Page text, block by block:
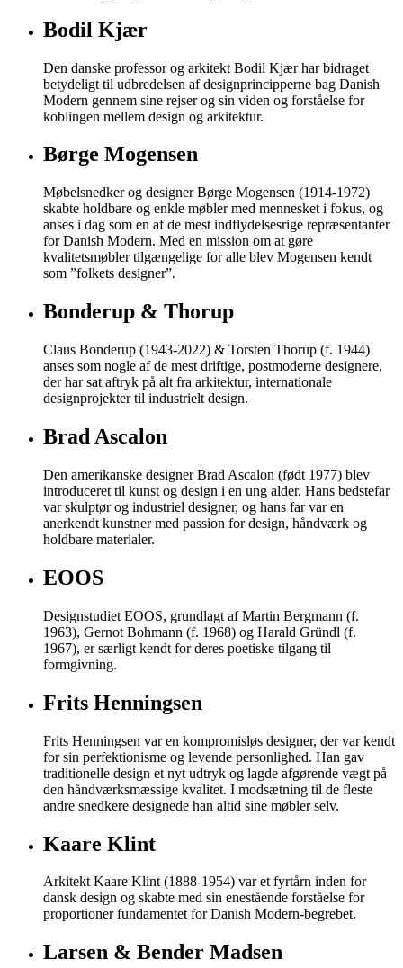
Bodil Kjær
Den danske professor og arkitekt Bodil Kjær har bidraget
betydeligt til udbredelsen af designprincipperne bag Danish
Modern gennem sine rejser og sin viden og forståelse for
koblingen mellem design og arkitektur.
Børge Mogensen
Møbelsnedker og designer Børge Mogensen (1914-1972)
skabte holdbare og enkle møbler med mennesket i fokus, og
anses i dag som en af de mest indflydelsesrige repræsentanter
for Danish Modern. Med en mission om at gøre
kvalitetsmøbler tilgængelige for alle blev Mogensen kendt
som ”folkets designer”.
Bonderup & Thorup
Claus Bonderup (1943-2022) & Torsten Thorup (f. 1944)
anses som nogle af de mest driftige, postmoderne designere,
der har sat aftryk på alt fra arkitektur, internationale
designprojekter til industrielt design.
Brad Ascalon
Den amerikanske designer Brad Ascalon (født 1977) blev
introduceret til kunst og design i en ung alder. Hans bedstefar
var skulptør og industriel designer, og hans far var en
anerkendt kunstner med passion for design, håndværk og
holdbare materialer.
EOOS
Designstudiet EOOS, grundlagt af Martin Bergmann (f.
1963), Gernot Bohmann (f. 1968) og Harald Gründl (f.
1967), er særligt kendt for deres poetiske tilgang til
formgivning.
Frits Henningsen
Frits Henningsen var en kompromisløs designer, der var kendt
for sin perfektionisme og levende personlighed. Han gav
traditionelle design et nyt udtryk og lagde afgørende vægt på
den håndværksmæssige kvalitet. I modsætning til de fleste
andre snedkere designede han altid sine møbler selv.
Kaare Klint
Arkitekt Kaare Klint (1888-1954) var et fyrtårn inden for
dansk design og skabte med sin enestående forståelse for
proportioner fundamentet for Danish Modern-begrebet.
Larsen & Bender Madsen